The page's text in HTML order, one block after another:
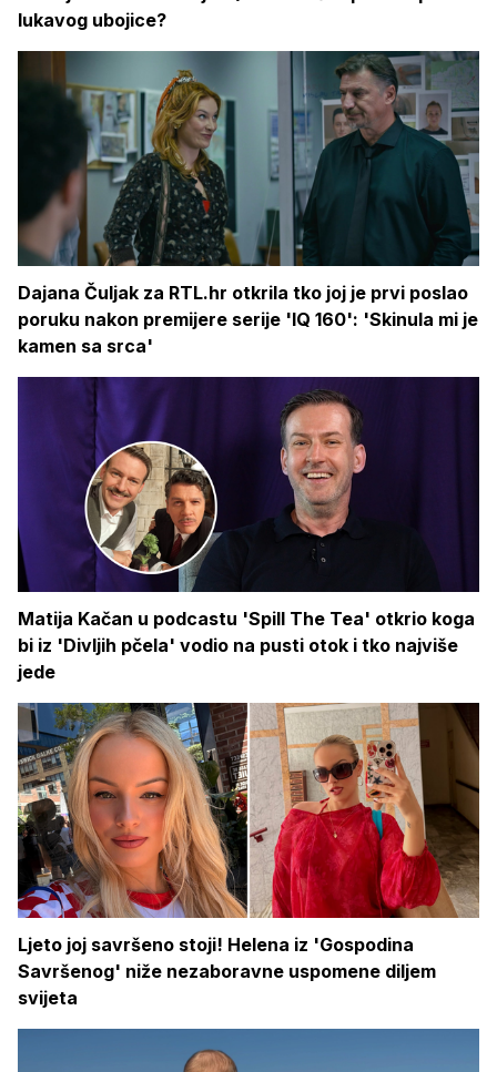
lukavog ubojice?
Dajana Čuljak za RTL.hr otkrila tko joj je prvi poslao
poruku nakon premijere serije 'IQ 160': 'Skinula mi je
kamen sa srca'
Matija Kačan u podcastu 'Spill The Tea' otkrio koga
bi iz 'Divljih pčela' vodio na pusti otok i tko najviše
jede
Ljeto joj savršeno stoji! Helena iz 'Gospodina
Savršenog' niže nezaboravne uspomene diljem
svijeta